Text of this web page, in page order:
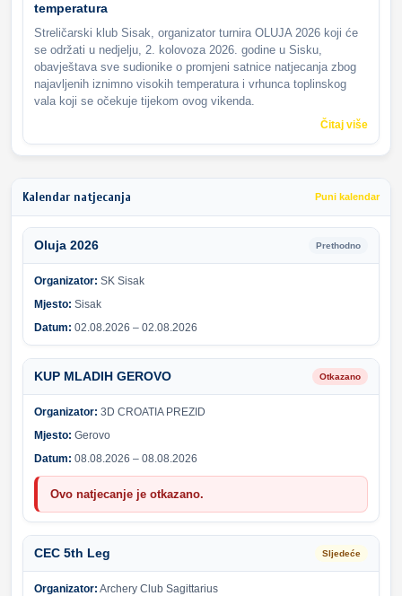
temperatura
Streličarski klub Sisak, organizator turnira OLUJA 2026 koji će
se održati u nedjelju, 2. kolovoza 2026. godine u Sisku,
obavještava sve sudionike o promjeni satnice natjecanja zbog
najavljenih iznimno visokih temperatura i vrhunca toplinskog
vala koji se očekuje tijekom ovog vikenda.
Čitaj više
Kalendar natjecanja Puni kalendar
Oluja 2026 Prethodno
Organizator: SK Sisak
Mjesto: Sisak
Datum: 02.08.2026 – 02.08.2026
KUP MLADIH GEROVO Otkazano
Organizator: 3D CROATIA PREZID
Mjesto: Gerovo
Datum: 08.08.2026 – 08.08.2026
Ovo natjecanje je otkazano.
CEC 5th Leg Sljedeće
Organizator: Archery Club Sagittarius